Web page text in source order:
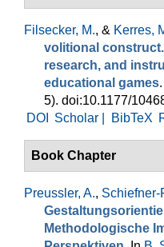
Filsecker, M., & Kerres,
volitional
research, and
educational games.
5). doi:10.1177/
DOI
Scholar | BibTeX
Book Chapter
Preussler, A., Schiefner-
Methodologische